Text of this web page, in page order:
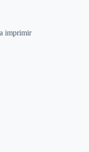
imprimir